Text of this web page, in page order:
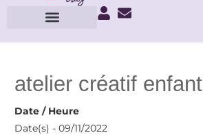
atelier créatif enfant
Date / Heure
Date(s) - 09/11/2022